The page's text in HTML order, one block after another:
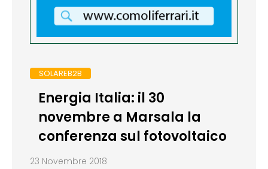
SOLAREB2B
Energia Italia: il 30
novembre a Marsala la
conferenza sul fotovoltaico
23 Novembre 2018